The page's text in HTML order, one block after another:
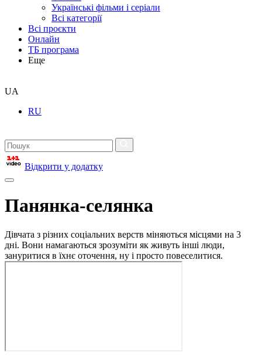
Українські фільми і серіали
Всі категорії
Всі проєкти
Онлайн
ТБ програма
Еще
UA
RU
Відкрити у додатку
Панянка-селянка
Дівчата з різних соціальних верств міняються місцями на 3
дні. Вони намагаються зрозуміти як живуть інші люди,
зануритися в їхнє оточення, ну і просто повеселитися.